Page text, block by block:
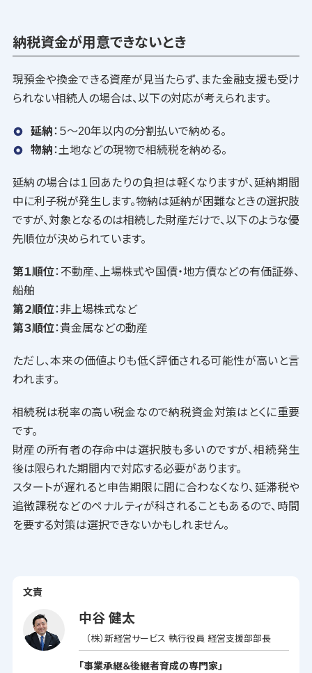
納税資金が用意できないとき
現預金や換金できる資産が見当たらず、また金融支援も受け
られない相続人の場合は、以下の対応が考えられます。
延納：５〜20年以内の分割払いで納める。
物納：土地などの現物で相続税を納める。
延納の場合は１回あたりの負担は軽くなりますが、延納期間
中に利子税が発生します。物納は延納が困難なときの選択肢
ですが、対象となるのは相続した財産だけで、以下のような優
先順位が決められています。
第１順位：不動産、上場株式や国債・地方債などの有価証券、
船舶
第２順位：非上場株式など
第３順位：貴金属などの動産
ただし、本来の価値よりも低く評価される可能性が高いと言
われます。
相続税は税率の高い税金なので納税資金対策はとくに重要
です。
財産の所有者の存命中は選択肢も多いのですが、相続発生
後は限られた期間内で対応する必要があります。
スタートが遅れると申告期限に間に合わなくなり、延滞税や
追徴課税などのペナルティが科されることもあるので、時間
を要する対策は選択できないかもしれません。
文責
中谷 健太
（株）新経営サービス 執行役員 経営支援部部長
「事業承継＆後継者育成の専門家」